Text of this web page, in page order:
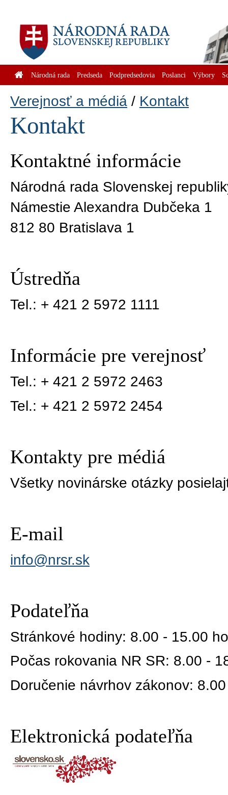
Národná rada Predseda Podpredsedovia Poslanci Výbory
Verejnosť a médiá Kontakt
Kontakt
Kontaktné informácie
Národná rada Slovenskej
Námestie Alexandra Dubčeka 1
812 80 Bratislava 1
Ústredňa
Tel.: + 421 2 5972 1111
Informácie pre verejnosť
Tel.: + 421 2 5972 2463
Tel.: + 421 2 5972 2454
Kontakty pre médiá
Všetky novinárske otázky
E-mail
info@nrsr.sk
Podateľňa
Stránkové hodiny: 8.00 - 15.00
Počas rokovania NR SR: 8.00 -
Doručenie návrhov zákonov:
Elektronická podateľňa